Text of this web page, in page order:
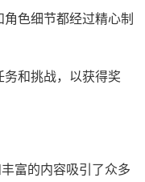
色细节都经过精心制
和挑战，以获得奖
富的内容吸引了众多